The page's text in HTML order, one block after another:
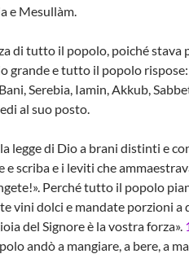
e Mesullàm.
di tutto il popolo, poiché
grande e tutto il popolo
Serebia, Iamin, Akkub,
al suo posto.
legge di Dio a brani distinti e
e scriba e i leviti che
Perché tutto il popolo
vini dolci e mandate porzioni
del Signore è la vostra forza».
andò a mangiare, a bere, a